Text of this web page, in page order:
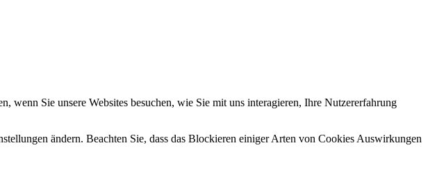
Sie unsere Websites besuchen, wie Sie mit uns interagieren, Ihre Nutzererfahrung
ändern. Beachten Sie, dass das Blockieren einiger Arten von Cookies Auswirkungen